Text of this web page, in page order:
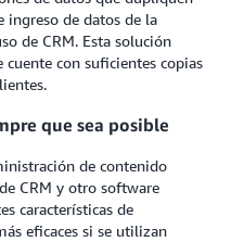
ingreso de datos de la
de CRM. Esta solución
con suficientes copias
que sea posible
de contenido
CRM y otro software
características de
eficaces si se utilizan